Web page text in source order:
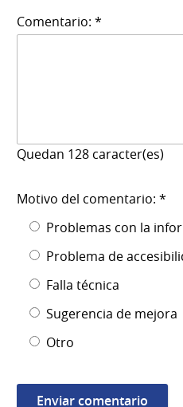
Comentario: *
Quedan 128 caracter(es)
Motivo del comentario: *
Problemas con la
Problema de
Falla técnica
Sugerencia de mejora
Otro